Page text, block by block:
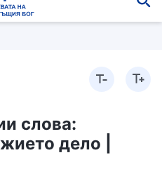
слова:
дело |